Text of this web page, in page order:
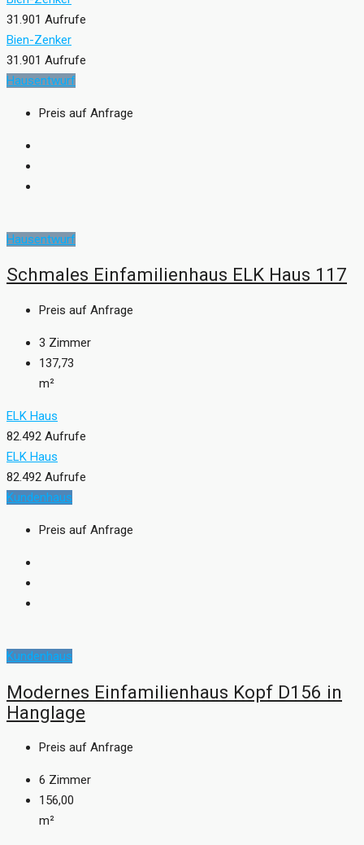
31.901 Aufrufe
Bien-Zenker
31.901 Aufrufe
Hausentwurf
Preis auf Anfrage
Hausentwurf
Schmales Einfamilienhaus ELK Haus 117
Preis auf Anfrage
3 Zimmer
137,73
m²
ELK Haus
82.492 Aufrufe
ELK Haus
82.492 Aufrufe
Kundenhaus
Preis auf Anfrage
Kundenhaus
Modernes Einfamilienhaus Kopf D156 in
Hanglage
Preis auf Anfrage
6 Zimmer
156,00
m²